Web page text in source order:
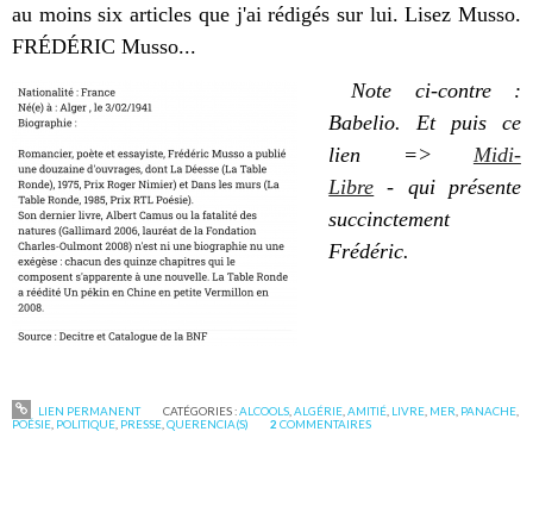
au moins six articles que j'ai rédigés sur lui. Lisez Musso.
FRÉDÉRIC Musso...
Note ci-contre :
Babelio. Et puis ce
lien => Midi-
Libre - qui présente
succinctement
Frédéric.
LIEN PERMANENT CATÉGORIES :ALCOOLS, ALGÉRIE, AMITIÉ, LIVRE, MER PANACHE,
POÉSIE, POLITIQUE, PRESSE,QUERENCIA(S) 2 COMMENTAIRES